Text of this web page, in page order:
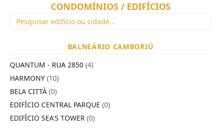
CONDOMÍNIOS / EDIFÍCIOS
BALNEÁRIO CAMBORIÚ
QUANTUM - RUA 2850 (4)
HARMONY (10)
BELA CITTÀ (0)
EDIFÍCIO CENTRAL PARQUE (0)
EDIFÍCIO SEA'S TOWER (0)